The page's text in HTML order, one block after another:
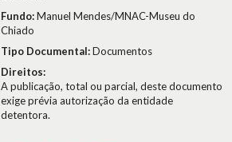
Fundo:Manuel Mendes/MNAC-Museu do
Chiado
Tipo Documental:Documentos
Direitos:
A publicação, total ou parcial, deste documento
exige prévia autorização da entidade
detentora.